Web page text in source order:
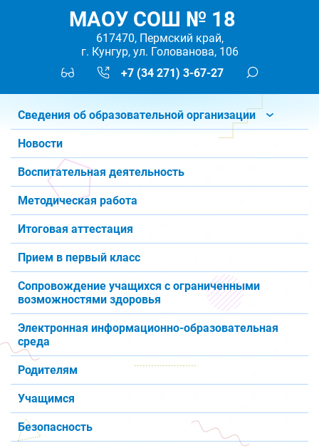
МАОУ СОШ № 18
617470, Пермский край,
г. Кунгур, ул. Голованова, 106
+7 (34 271) 3-67-27
Сведения об образовательной организации
Новости
Воспитательная деятельность
Методическая работа
Итоговая аттестация
Прием в первый класс
Сопровождение учащихся с ограниченными
возможностями здоровья
Электронная информационно-образовательная
среда
Родителям
Учащимся
Безопасность